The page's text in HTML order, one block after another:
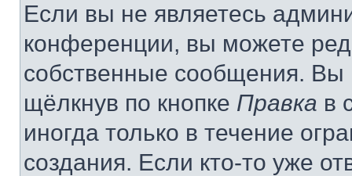
Если вы не являетесь
конференции, вы можете
собственные сообщения. Вы
щёлкнув по кнопке Правка в
иногда только в течение
создания. Если кто-то уже